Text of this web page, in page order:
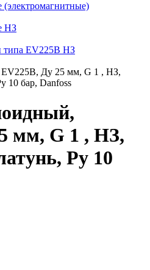
НЗ
типа EV225B НЗ
Ду 25 мм, G 1 , НЗ,
10 бар, Danfoss
мм, G 1 , НЗ,
Ру 10